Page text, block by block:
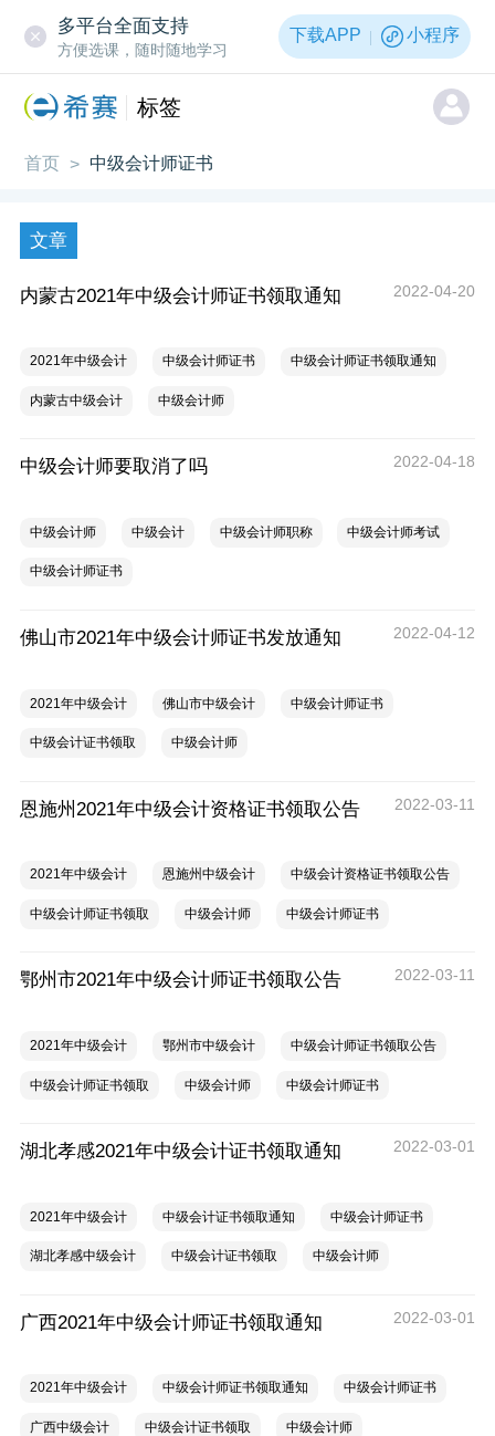
多平台全面支持
方便选课，随时随地学习
下载APP 小程序
标签
首页 > 中级会计师证书
文章
内蒙古2021年中级会计师证书领取通知 2022-04-20
2021年中级会计 中级会计师证书 中级会计师证书领取通知
内蒙古中级会计 中级会计师
中级会计师要取消了吗 2022-04-18
中级会计师 中级会计 中级会计师职称 中级会计师考试
中级会计师证书
佛山市2021年中级会计师证书发放通知 2022-04-12
2021年中级会计 佛山市中级会计 中级会计师证书
中级会计证书领取 中级会计师
恩施州2021年中级会计资格证书领取公告 2022-03-11
2021年中级会计 恩施州中级会计 中级会计资格证书领取公告
中级会计师证书领取 中级会计师 中级会计师证书
鄂州市2021年中级会计师证书领取公告 2022-03-11
2021年中级会计 鄂州市中级会计 中级会计师证书领取公告
中级会计师证书领取 中级会计师 中级会计师证书
湖北孝感2021年中级会计证书领取通知 2022-03-01
2021年中级会计 中级会计证书领取通知 中级会计师证书
湖北孝感中级会计 中级会计证书领取 中级会计师
广西2021年中级会计师证书领取通知 2022-03-01
2021年中级会计 中级会计师证书领取通知 中级会计师证书
广西中级会计 中级会计证书领取 中级会计师